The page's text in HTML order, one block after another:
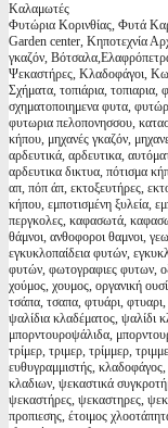
Καλαμωτές
Φυτώρια Κορινθίας, Φυτά
Garden center, Κηποτεχνία
γκαζόν,
Ψεκαστήρες, Κλαδοφάγοι,
Σχήματα, τοπιάρια,
σχηματοποιημενα φυτα,
φυτωρια πελοπονησσου,
κήπου, μηχανές γκαζόν,
αρδευτικά, αρδευτικα,
αρδευτικα δικτυα, πότισμα
απ, πόπ άπ, εκτοξευτήρες,
κήπου, εμποτισμένη ξυλεία,
περγκολες, καφασωτά,
θάμνοι, ανθοφοροι θαμνοι,
εγκυκλοπαίδεια φυτών,
φυτών, φωτογραφιες φυτων,
χούμος, χουμος, οργανική
τσάπα, τσαπα, φτυάρι,
ψαλίδια κλαδέματος, ψαλίδι
μπορντουροψάλιδα,
τρίμερ, τριμερ, τρίμμερ,
ευθυγραμμιστής,
κλαδιων, ψεκαστικά
ψεκαστήρες, ψεκαστηρες,
προπιεσης, έτοιμος